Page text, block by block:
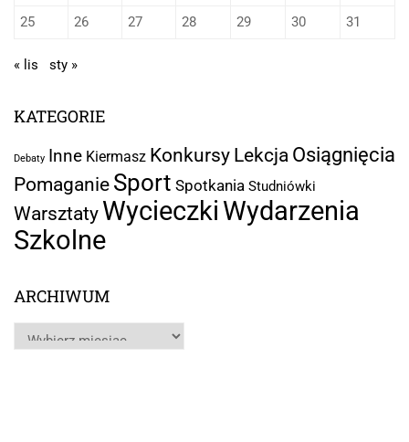
25
26 27 28 29 30 31
« lis sty »
KATEGORIE
Debaty Inne Kiermasz Konkursy Lekcja Osiągnięcia
Pomaganie Sport Spotkania Studniówki
Warsztaty Wycieczki Wydarzenia
Szkolne
ARCHIWUM